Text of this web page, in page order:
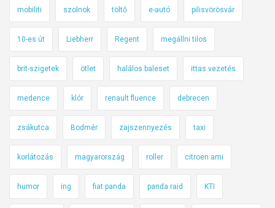
mobiliti szolnok töltő e-autó pilisvörösvár
10-es út Liebherr Regent megállni tilos
brit-szigetek ötlet halálos baleset ittas vezetés
medence klór renault fluence debrecen
zsákutca Bodmér zajszennyezés taxi
korlátozás magyarország roller citroen ami
humor ing fiat panda panda raid KTI